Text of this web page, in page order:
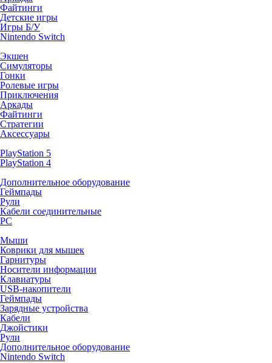
Файтинги
Детские игры
Игры Б/У
Nintendo Switch
Экшен
Симуляторы
Гонки
Ролевые игры
Приключения
Аркады
Файтинги
Стратегии
Аксессуары
PlayStation 5
PlayStation 4
Дополнительное оборудование
Геймпады
Рули
Кабели соединительные
PC
Мыши
Коврики для мышек
Гарнитуры
Носители информации
Клавиатуры
USB-накопители
Геймпады
Зарядные устройства
Кабели
Джойстики
Рули
Дополнительное оборудование
Nintendo Switch